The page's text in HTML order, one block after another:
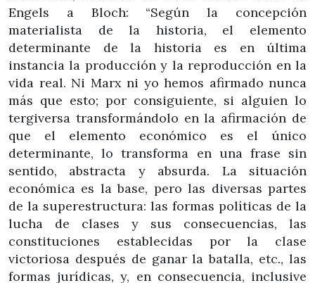
Engels a Bloch: “Según la concepción
materialista de la historia, el elemento
determinante de la historia es en última
instancia la producción y la reproducción en la
vida real. Ni Marx ni yo hemos afirmado nunca
más que esto; por consiguiente, si alguien lo
tergiversa transformándolo en la afirmación de
que el elemento económico es el único
determinante, lo transforma en una frase sin
sentido, abstracta y absurda. La situación
económica es la base, pero las diversas partes
de la superestructura: las formas políticas de la
lucha de clases y sus consecuencias, las
constituciones establecidas por la clase
victoriosa después de ganar la batalla, etc., las
formas jurídicas, y, en consecuencia, inclusive